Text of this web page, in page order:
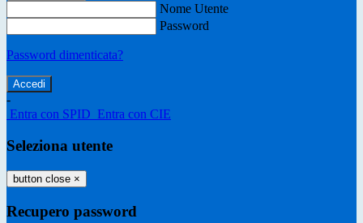
Nome Utente
Password
Password dimenticata?
-
Entra con SPID Entra con CIE
Seleziona utente
button close ×
Recupero password